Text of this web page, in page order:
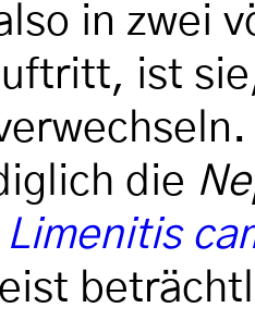
in zwei
ist
die
Limenitis